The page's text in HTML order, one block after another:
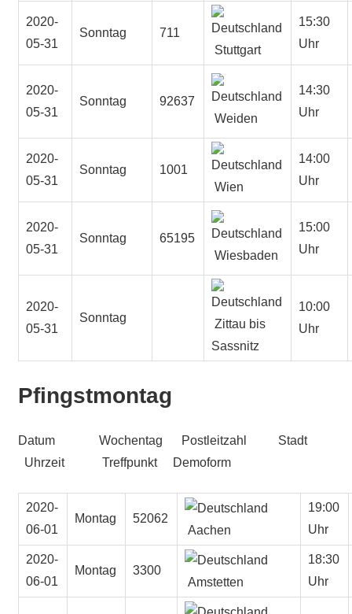
2020-
05-31
Sonntag
711
Stuttgart
15:30
Uhr
2020-
05-31
Sonntag
92637
Weiden
14:30
Uhr
2020-
05-31
Sonntag
1001
Wien
14:00
Uhr
2020-
05-31
Sonntag
65195
Wiesbaden
15:00
Uhr
2020-
05-31
Sonntag
Zittau bis
Sassnitz
10:00
Uhr
Pfingstmontag
Datum Wochentag Postleitzahl Stadt
Uhrzeit Treffpunkt Demoform
2020-
06-01
Montag
52062
Aachen
19:00
Uhr
2020-
06-01
Montag
3300
Amstetten
18:30
Uhr